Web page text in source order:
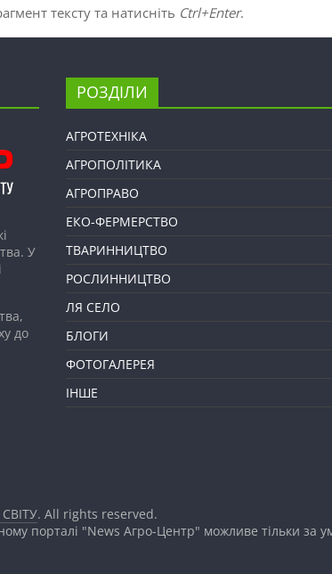
тексту та натисніть Ctrl+Enter.
У
до
РОЗДІЛИ
АГРОТЕХНІКА
АГРОПОЛІТИКА
АГРОПРАВО
ЕКО-ФЕРМЕРСТВО
ТВАРИННИЦТВО
РОСЛИННИЦТВО
ЛЯ СЕЛО
БЛОГИ
ФОТОГАЛЕРЕЯ
ІНШЕ
. All rights reserved.
порталі "News Агро-Центр" можливе тільки за